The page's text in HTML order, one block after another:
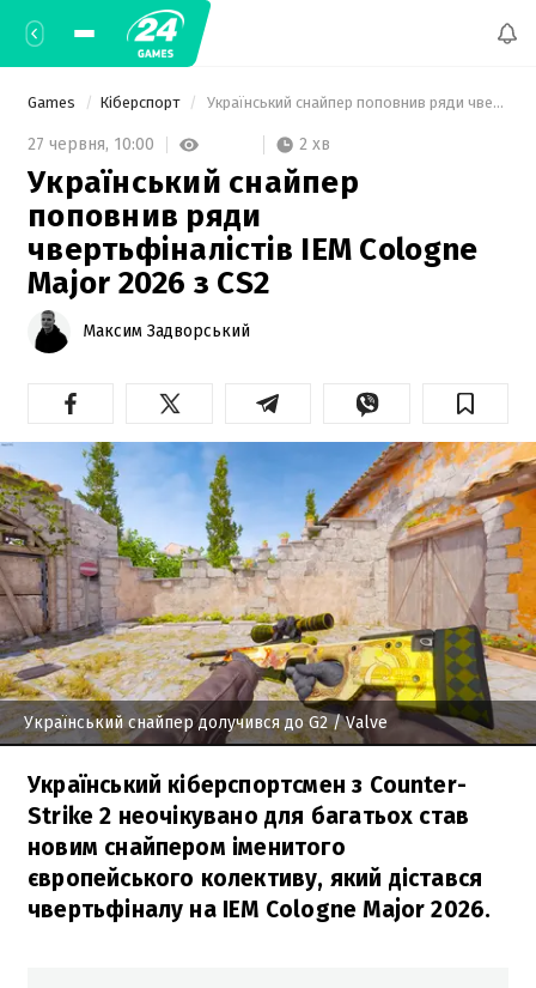
Games Кіберспорт Український снайпер поповнив ряди чвертьфіналістів IEM Cologne Major 2026 з CS2
27 червня, 10:00 2 хв
Український снайпер
поповнив ряди
чвертьфіналістів IEM Cologne
Major 2026 з CS2
Максим Задворський
Український снайпер долучився до G2/ Valve
Український кіберспортсмен з Counter-
Strike 2 неочікувано для багатьох став
новим снайпером іменитого
європейського колективу, який дістався
чвертьфіналу на IEM Cologne Major 2026.